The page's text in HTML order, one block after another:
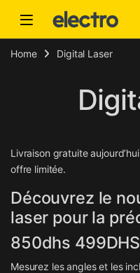
Home Digital Laser
Livraison gratuite
offre limitée.
Découvrez le
laser pour la
850dhs 499DHS
Mesurez les angles et les